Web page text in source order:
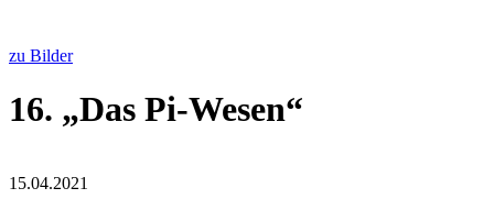
zu Bilder
16. „Das Pi-Wesen“
15.04.2021